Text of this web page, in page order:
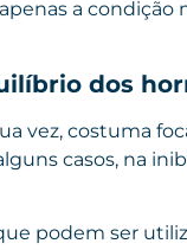
a condição
dos
vez, costuma
casos, na
podem ser